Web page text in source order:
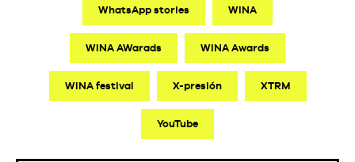
WhatsApp stories WINA
WINA AWarads WINA Awards
WINA festival X-presión XTRM
YouTube